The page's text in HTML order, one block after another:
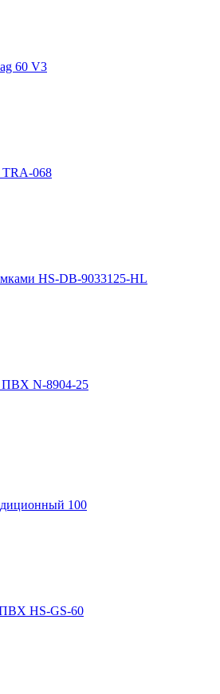
60 V3
TRA-068
HS-DB-9033125-HL
ПВХ N-8904-25
100
ПВХ HS-GS-60